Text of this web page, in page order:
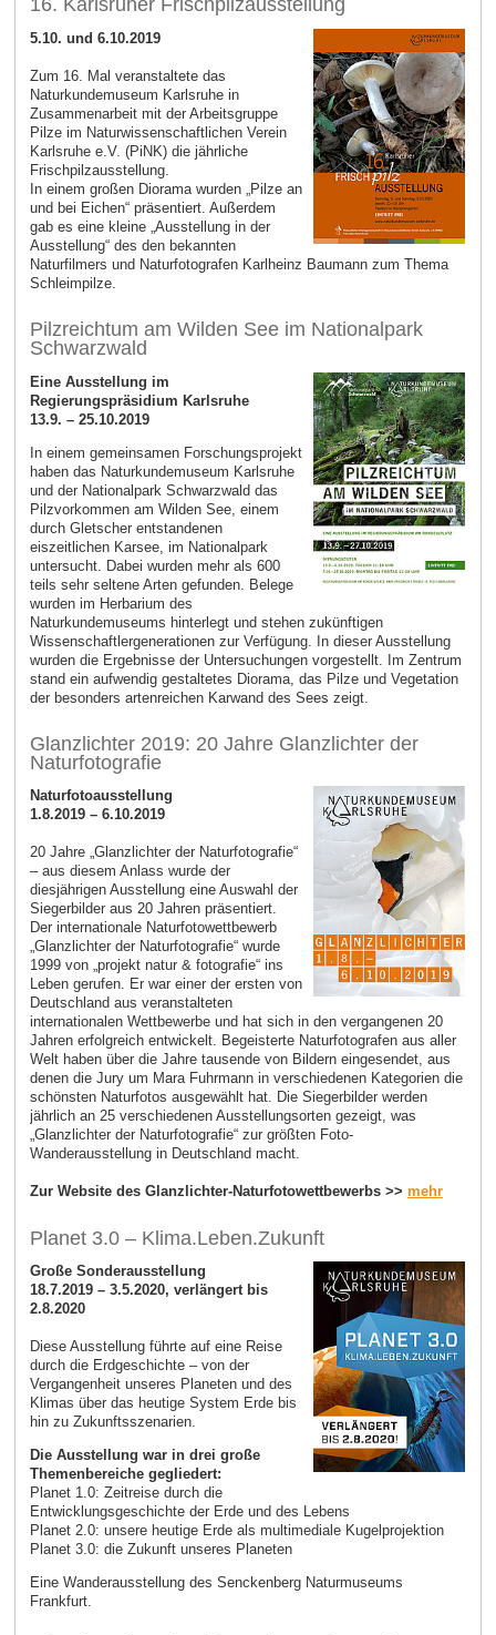
16. Karlsruher Frischpilzausstellung
5.10. und 6.10.2019
Zum 16. Mal veranstaltete das
Naturkundemuseum Karlsruhe in
Zusammenarbeit mit der Arbeitsgruppe
Pilze im Naturwissenschaftlichen Verein
Karlsruhe e.V. (PiNK) die jährliche
Frischpilzausstellung.
In einem großen Diorama wurden „Pilze an
und bei Eichen“ präsentiert. Außerdem
gab es eine kleine „Ausstellung in der
Ausstellung“ des den bekannten
Naturfilmers und Naturfotografen Karlheinz Baumann zum Thema
Schleimpilze.
Pilzreichtum am Wilden See im Nationalpark
Schwarzwald
Eine Ausstellung im
Regierungspräsidium Karlsruhe
13.9. – 25.10.2019
In einem gemeinsamen Forschungsprojekt
haben das Naturkundemuseum Karlsruhe
und der Nationalpark Schwarzwald das
Pilzvorkommen am Wilden See, einem
durch Gletscher entstandenen
eiszeitlichen Karsee, im Nationalpark
untersucht. Dabei wurden mehr als 600
teils sehr seltene Arten gefunden. Belege
wurden im Herbarium des
Naturkundemuseums hinterlegt und stehen zukünftigen
Wissenschaftlergenerationen zur Verfügung. In dieser Ausstellung
wurden die Ergebnisse der Untersuchungen vorgestellt. Im Zentrum
stand ein aufwendig gestaltetes Diorama, das Pilze und Vegetation
der besonders artenreichen Karwand des Sees zeigt.
Glanzlichter 2019: 20 Jahre Glanzlichter der
Naturfotografie
Naturfotoausstellung
1.8.2019 – 6.10.2019
20 Jahre „Glanzlichter der Naturfotografie“
– aus diesem Anlass wurde der
diesjährigen Ausstellung eine Auswahl der
Siegerbilder aus 20 Jahren präsentiert.
Der internationale Naturfotowettbewerb
„Glanzlichter der Naturfotografie“ wurde
1999 von „projekt natur & fotografie“ ins
Leben gerufen. Er war einer der ersten von
Deutschland aus veranstalteten
internationalen Wettbewerbe und hat sich in den vergangenen 20
Jahren erfolgreich entwickelt. Begeisterte Naturfotografen aus aller
Welt haben über die Jahre tausende von Bildern eingesendet, aus
denen die Jury um Mara Fuhrmann in verschiedenen Kategorien die
schönsten Naturfotos ausgewählt hat. Die Siegerbilder werden
jährlich an 25 verschiedenen Ausstellungsorten gezeigt, was
„Glanzlichter der Naturfotografie“ zur größten Foto-
Wanderausstellung in Deutschland macht.
Zur Website des Glanzlichter-Naturfotowettbewerbs >> mehr
Planet 3.0 – Klima.Leben.Zukunft
Große Sonderausstellung
18.7.2019 – 3.5.2020, verlängert bis
2.8.2020
Diese Ausstellung führte auf eine Reise
durch die Erdgeschichte – von der
Vergangenheit unseres Planeten und des
Klimas über das heutige System Erde bis
hin zu Zukunftsszenarien.
Die Ausstellung war in drei große
Themenbereiche gegliedert:
Planet 1.0: Zeitreise durch die
Entwicklungsgeschichte der Erde und des Lebens
Planet 2.0: unsere heutige Erde als multimediale Kugelprojektion
Planet 3.0: die Zukunft unseres Planeten
Eine Wanderausstellung des Senckenberg Naturmuseums
Frankfurt.